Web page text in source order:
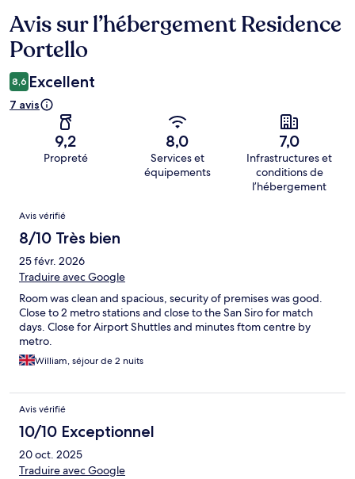
Avis
Avis sur l’hébergement Residence
Portello
8,6 Excellent
7 avis
9,2
Propreté
8,0
Services et
équipements
7,0
Infrastructures et
conditions de
l’hébergement
Avis
Avis vérifié
8/10 Très bien
25 févr. 2026
Traduire avec Google
Room was clean and spacious, security of premises was good.
Close to 2 metro stations and close to the San Siro for match
days. Close for Airport Shuttles and minutes ftom centre by
metro.
William, séjour de 2 nuits
Avis vérifié
10/10 Exceptionnel
20 oct. 2025
Traduire avec Google